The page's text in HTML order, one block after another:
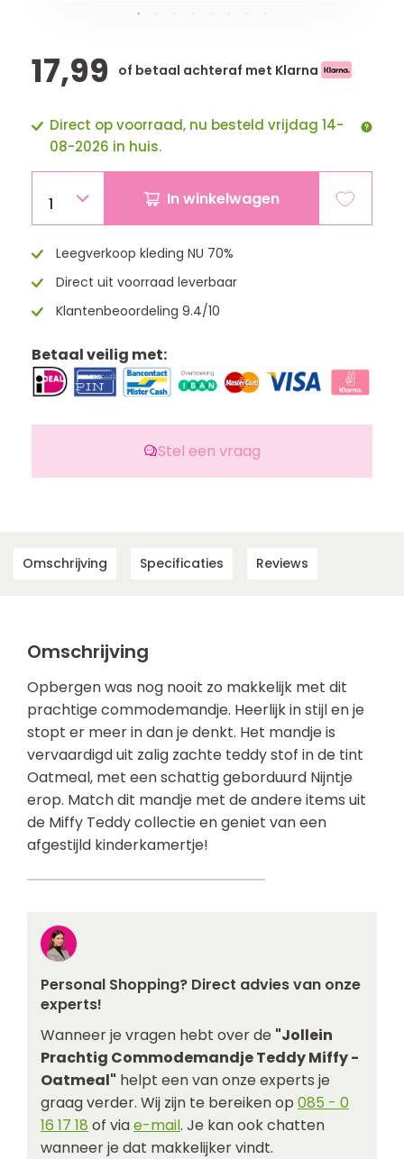
17,99 of betaal achteraf met Klarna
Direct op voorraad, nu besteld vrijdag 14-
08-2026 in huis.
1 In winkelwagen
Leegverkoop kleding NU 70%
Direct uit voorraad leverbaar
Klantenbeoordeling 9.4/10
Betaal veilig met:
Stel een vraag
Omschrijving Specificaties Reviews
Omschrijving
Opbergen was nog nooit zo makkelijk met dit
prachtige commodemandje. Heerlijk in stijl en je
stopt er meer in dan je denkt. Het mandje is
vervaardigd uit zalig zachte teddy stof in de tint
Oatmeal, met een schattig geborduurd Nijntje
erop. Match dit mandje met de andere items uit
de Miffy Teddy collectie en geniet van een
afgestijld kinderkamertje!
Personal Shopping? Direct advies van onze
experts!
Wanneer je vragen hebt over de "Jollein
Prachtig Commodemandje Teddy Miffy -
Oatmeal" helpt een van onze experts je
graag verder. Wij zijn te bereiken op 085 - 0
16 17 18 of viae-mail. Je kan ook chatten
wanneer je dat makkelijker vindt.